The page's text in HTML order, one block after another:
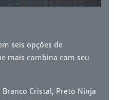
seis opções de
mais combina com seu
Cristal, Preto Ninja